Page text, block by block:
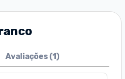
Avaliações (1)